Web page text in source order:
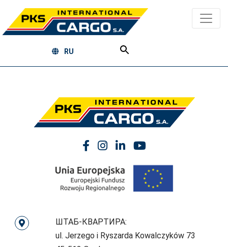
RU
ШТАБ-КВАРТИРА:
ul. Jerzego i Ryszarda Kowalczyków 73